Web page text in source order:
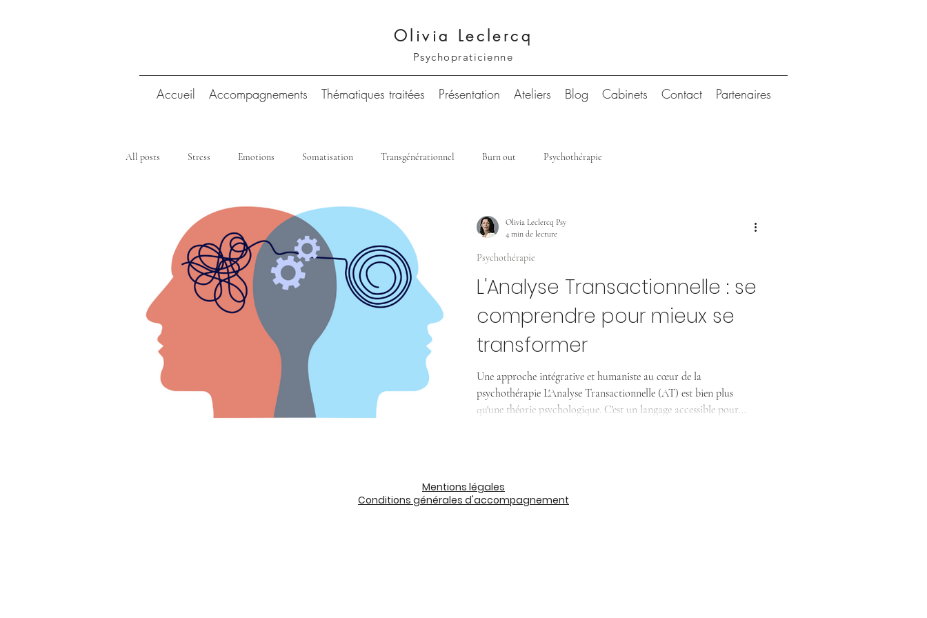
Olivia Leclercq
Psychopraticienne
Accueil Accompagnements Thématiques traitées Présentation Ateliers Blog Cabinets Contact Partenaires
All posts Stress Emotions Somatisation Transgénérationnel Burn out Psychothérapie
L'Analyse Transactionnelle : se
comprendre pour mieux se
transformer
Une approche intégrative et humaniste au cœur de la
psychothérapie L'Analyse Transactionnelle (AT) est bien plus
qu'une théorie psychologique. C'est un langage accessible pour
Psychothérapie
Olivia Leclercq Psy
4 min de lecture
Mentions légales
Conditions générales d'accompagnement